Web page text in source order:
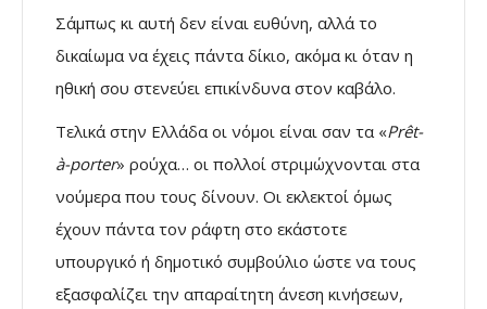
Σάμπως κι αυτή δεν είναι ευθύνη, αλλά το
δικαίωμα να έχεις πάντα δίκιο, ακόμα κι όταν η
ηθική σου στενεύει επικίνδυνα στον καβάλο.
Τελικά στην Ελλάδα οι νόμοι είναι σαν τα «Prêt-
à-porter» ρούχα… οι πολλοί στριμώχνονται στα
νούμερα που τους δίνουν. Οι εκλεκτοί όμως
έχουν πάντα τον ράφτη στο εκάστοτε
υπουργικό ή δημοτικό συμβούλιο ώστε να τους
εξασφαλίζει την απαραίτητη άνεση κινήσεων,